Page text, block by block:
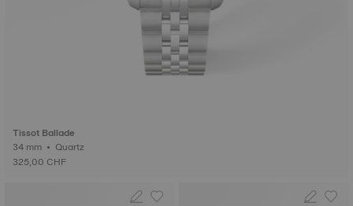
Tissot Ballade
34 mm • Quartz
325,00 CHF